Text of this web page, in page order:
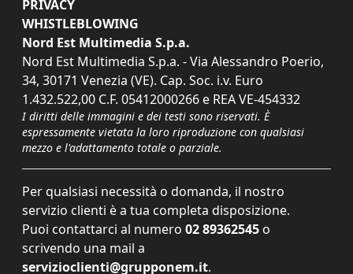
PRIVACY
WHISTLEBLOWING
Nord Est Multimedia S.p.a.
Nord Est Multimedia S.p.a. - Via Alessandro Poerio,
34, 30171 Venezia (VE). Cap. Soc. i.v. Euro
1.432.522,00 C.F. 05412000266 e REA VE-454332
I diritti delle immagini e dei testi sono riservati. È
espressamente vietata la loro riproduzione con qualsiasi
mezzo e l'adattamento totale o parziale.
Per qualsiasi necessità o domanda, il nostro
servizio clienti è a tua completa disposizione.
Puoi contattarci al numero 02 89362545 o
scrivendo una mail a
servizioclienti@grupponem.it.